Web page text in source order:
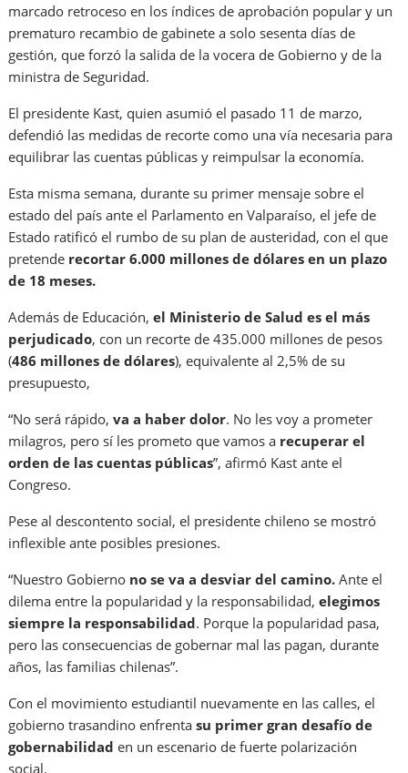
marcado retroceso en los índices de aprobación popular y un
prematuro recambio de gabinete a solo sesenta días de
gestión, que forzó la salida de la vocera de Gobierno y de la
ministra de Seguridad.
El presidente Kast, quien asumió el pasado 11 de marzo,
defendió las medidas de recorte como una vía necesaria para
equilibrar las cuentas públicas y reimpulsar la economía.
Esta misma semana, durante su primer mensaje sobre el
estado del país ante el Parlamento en Valparaíso, el jefe de
Estado ratificó el rumbo de su plan de austeridad, con el que
pretende recortar 6.000 millones de dólares en un plazo
de 18 meses.
Además de Educación,el Ministerio de Salud es el más
perjudicado, con un recorte de 435.000 millones de pesos
(486 millones de dólares), equivalente al 2,5% de su
presupuesto,
“No será rápido,va a haber dolor. No les voy a prometer
milagros, pero sí les prometo que vamos a recuperar el
orden de las cuentas públicas”, afirmó Kast ante el
Congreso.
Pese al descontento social, el presidente chileno se mostró
inflexible ante posibles presiones.
“Nuestro Gobierno no se va a desviar del camino. Ante el
dilema entre la popularidad y la responsabilidad,elegimos
siempre la responsabilidad. Porque la popularidad pasa,
pero las consecuencias de gobernar mal las pagan, durante
años, las familias chilenas”.
Con el movimiento estudiantil nuevamente en las calles, el
gobierno trasandino enfrentasu primer gran desafío de
gobernabilidad en un escenario de fuerte polarización
social.